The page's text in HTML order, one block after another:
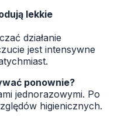
lekkie
działanie
jest intensywne
ponownie?
jednorazowymi. Po
higienicznych.